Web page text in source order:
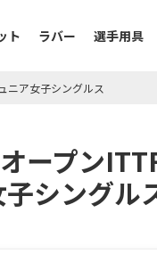
ト ラバー 選手用具
ニア女子シングルス
ープン
シングル